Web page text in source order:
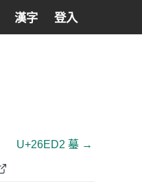
漢字 登入
U+26ED2 𦻒 →